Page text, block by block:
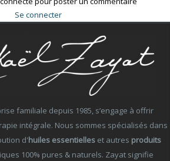
Se connecter
familiale depuis 1985, s’engage à offrir
intégrale. Nous sommes spécialisés dans
d'huiles essentielleset autres produits
100% pures & naturels. Zayat signifie